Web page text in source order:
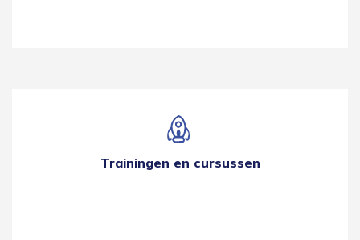
Trainingen en cursussen